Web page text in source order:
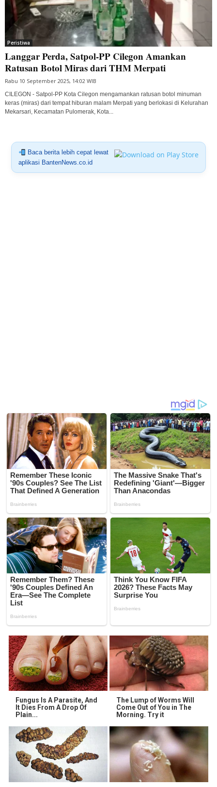
Peristiwa
Langgar Perda, Satpol-PP Cilegon Amankan
Ratusan Botol Miras dari THM Merpati
Rabu 10 September 2025, 14:02 WIB
CILEGON - Satpol-PP Kota Cilegon mengamankan ratusan botol minuman
keras (miras) dari tempat hiburan malam Merpati yang berlokasi di Kelurahan
Mekarsari, Kecamatan Pulomerak, Kota...
Baca berita lebih cepat lewat
aplikasi BantenNews.co.id
Fungus Is A Parasite, And
It Dies From A Drop Of
Plain...
The Lump of Worms Will
Come Out of You in The
Morning. Try it